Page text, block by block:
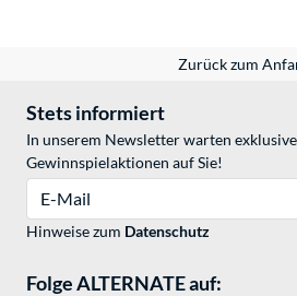
Zurück zum
Stets informiert
In unserem Newsletter warten
Gewinnspielaktionen auf Sie!
Hinweise zum Datenschutz
Folge ALTERNATE auf: